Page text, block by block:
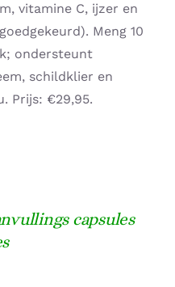
vitamine C, ijzer en
Meng 10
ondersteunt
schildklier en
Prijs: €29,95.
capsules